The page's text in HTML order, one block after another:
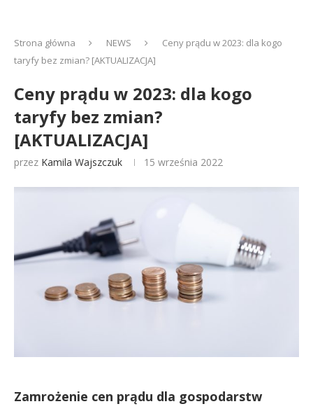
Strona główna NEWS
Ceny prądu w 2023: dla kogo
taryfy bez zmian? [AKTUALIZACJA]
Ceny prądu w 2023: dla kogo
taryfy bez zmian?
[AKTUALIZACJA]
przez Kamila Wajszczuk 15 września 2022
Zamrożenie cen prądu dla gospodarstw